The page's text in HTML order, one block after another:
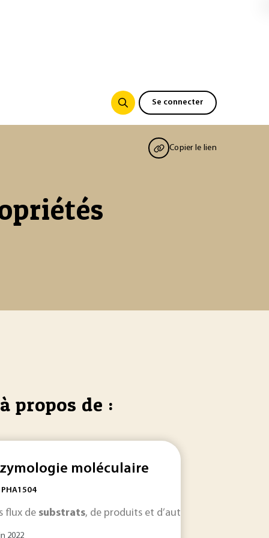
Se connecter
Copier le lien
propos de :
moléculaire
PHA1504
flux de substrats, de produits et d’autres molécules
2022